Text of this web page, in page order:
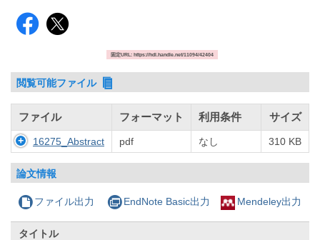
固定URL: https://hdl.handle.net/11094/42404
閲覧可能ファイル
ファイル フォーマット 利用条件 サイズ
16275_Abstract pdf なし 310 KB
論文情報
ファイル出力 EndNote Basic出力 Mendeley出力
タイトル